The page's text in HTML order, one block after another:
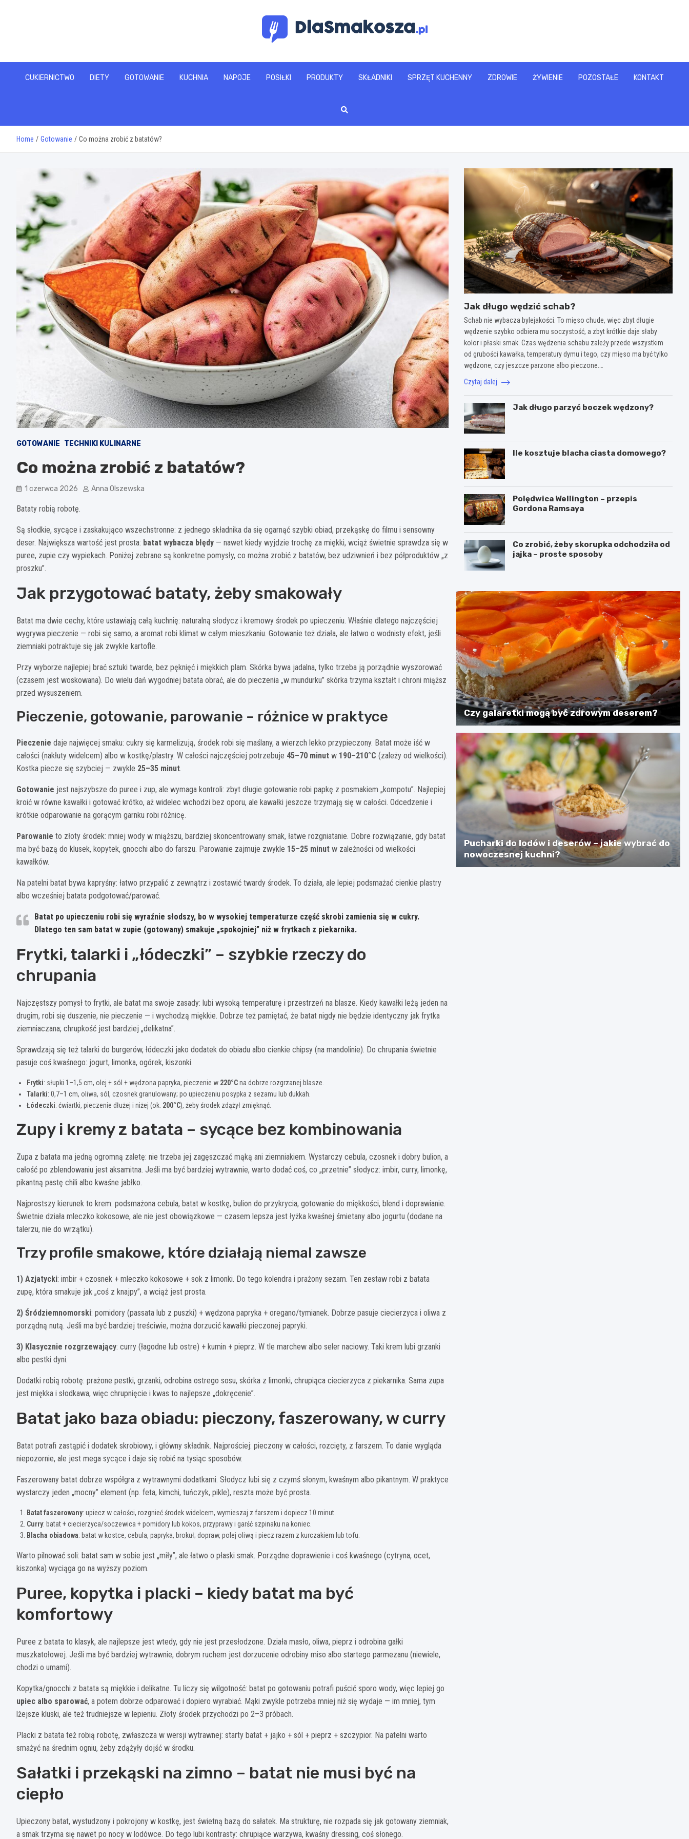
www.dlasmakosza.pl
CUKIERNICTWO DIETY GOTOWANIE KUCHNIA NAPOJE POSIŁKI PRODUKTY SKŁADNIKI SPRZĘT KUCHENNY ZDROWIE ŻYWIENIE POZOSTAŁE KONTAKT
Home Gotowanie Co można zrobić z batatów?
GOTOWANIE TECHNIKI KULINARNE
Co można zrobić z batatów?
1 czerwca 2026 Anna Olszewska
Bataty robią robotę.
Są słodkie, sycące i zaskakująco wszechstronne: z jednego składnika da się ogarnąć szybki obiad, przekąskę do filmu i sensowny
deser. Największa wartość jest prosta: batat wybacza błędy — nawet kiedy wyjdzie trochę za miękki, wciąż świetnie sprawdza się w
puree, zupie czy wypiekach. Poniżej zebrane są konkretne pomysły, co można zrobić z batatów, bez udziwnień i bez półproduktów „z
proszku”.
Jak przygotować bataty, żeby smakowały
Batat ma dwie cechy, które ustawiają całą kuchnię: naturalną słodycz i kremowy środek po upieczeniu. Właśnie dlatego najczęściej
wygrywa pieczenie — robi się samo, a aromat robi klimat w całym mieszkaniu. Gotowanie też działa, ale łatwo o wodnisty efekt, jeśli
ziemniaki potraktuje się jak zwykłe kartofle.
Przy wyborze najlepiej brać sztuki twarde, bez pęknięć i miękkich plam. Skórka bywa jadalna, tylko trzeba ją porządnie wyszorować
(czasem jest woskowana). Do wielu dań wygodniej batata obrać, ale do pieczenia „w mundurku” skórka trzyma kształt i chroni miąższ
przed wysuszeniem.
Pieczenie, gotowanie, parowanie – różnice w praktyce
Pieczenie daje najwięcej smaku: cukry się karmelizują, środek robi się maślany, a wierzch lekko przypieczony. Batat może iść w
całości (nakłuty widelcem) albo w kostkę/plastry. W całości najczęściej potrzebuje 45–70 minut w 190–210°C (zależy od wielkości).
Kostka piecze się szybciej — zwykle 25–35 minut.
Gotowanie jest najszybsze do puree i zup, ale wymaga kontroli: zbyt długie gotowanie robi papkę z posmakiem „kompotu”. Najlepiej
kroić w równe kawałki i gotować krótko, aż widelec wchodzi bez oporu, ale kawałki jeszcze trzymają się w całości. Odcedzenie i
krótkie odparowanie na gorącym garnku robi różnicę.
Parowanie to złoty środek: mniej wody w miąższu, bardziej skoncentrowany smak, łatwe rozgniatanie. Dobre rozwiązanie, gdy batat
ma być bazą do klusek, kopytek, gnocchi albo do farszu. Parowanie zajmuje zwykle 15–25 minut w zależności od wielkości
kawałków.
Na patelni batat bywa kapryśny: łatwo przypalić z zewnątrz i zostawić twardy środek. To działa, ale lepiej podsmażać cienkie plastry
albo wcześniej batata podgotować/parować.
Batat po upieczeniu robi się wyraźnie słodszy, bo w wysokiej temperaturze część skrobi zamienia się w cukry.
Dlatego ten sam batat w zupie (gotowany) smakuje „spokojniej” niż w frytkach z piekarnika.
Frytki, talarki i „łódeczki” – szybkie rzeczy do
chrupania
Najczęstszy pomysł to frytki, ale batat ma swoje zasady: lubi wysoką temperaturę i przestrzeń na blasze. Kiedy kawałki leżą jeden na
drugim, robi się duszenie, nie pieczenie — i wychodzą miękkie. Dobrze też pamiętać, że batat nigdy nie będzie identyczny jak frytka
ziemniaczana; chrupkość jest bardziej „delikatna”.
Sprawdzają się też talarki do burgerów, łódeczki jako dodatek do obiadu albo cienkie chipsy (na mandolinie). Do chrupania świetnie
pasuje coś kwaśnego: jogurt, limonka, ogórek, kiszonki.
Frytki: słupki 1–1,5 cm, olej + sól + wędzona papryka, pieczenie w 220°Cna dobrze rozgrzanej blasze.
Talarki: 0,7–1 cm, oliwa, sól, czosnek granulowany; po upieczeniu posypka z sezamu lub dukkah.
Łódeczki: ćwiartki, pieczenie dłużej i niżej (ok. 200°C), żeby środek zdążył zmięknąć.
Zupy i kremy z batata – sycące bez kombinowania
Zupa z batata ma jedną ogromną zaletę: nie trzeba jej zagęszczać mąką ani ziemniakiem. Wystarczy cebula, czosnek i dobry bulion, a
całość po zblendowaniu jest aksamitna. Jeśli ma być bardziej wytrawnie, warto dodać coś, co „przetnie” słodycz: imbir, curry, limonkę,
pikantną pastę chili albo kwaśne jabłko.
Najprostszy kierunek to krem: podsmażona cebula, batat w kostkę, bulion do przykrycia, gotowanie do miękkości, blend i doprawianie.
Świetnie działa mleczko kokosowe, ale nie jest obowiązkowe — czasem lepsza jest łyżka kwaśnej śmietany albo jogurtu (dodane na
talerzu, nie do wrzątku).
Trzy profile smakowe, które działają niemal zawsze
1) Azjatycki: imbir + czosnek + mleczko kokosowe + sok z limonki. Do tego kolendra i prażony sezam. Ten zestaw robi z batata
zupę, która smakuje jak „coś z knajpy”, a wciąż jest prosta.
2) Śródziemnomorski: pomidory (passata lub z puszki) + wędzona papryka + oregano/tymianek. Dobrze pasuje ciecierzyca i oliwa z
porządną nutą. Jeśli ma być bardziej treściwie, można dorzucić kawałki pieczonej papryki.
3) Klasycznie rozgrzewający: curry (łagodne lub ostre) + kumin + pieprz. W tle marchew albo seler naciowy. Taki krem lubi grzanki
albo pestki dyni.
Dodatki robią robotę: prażone pestki, grzanki, odrobina ostrego sosu, skórka z limonki, chrupiąca ciecierzyca z piekarnika. Sama zupa
jest miękka i słodkawa, więc chrupnięcie i kwas to najlepsze „dokręcenie”.
Batat jako baza obiadu: pieczony, faszerowany, w curry
Batat potrafi zastąpić i dodatek skrobiowy, i główny składnik. Najprościej: pieczony w całości, rozcięty, z farszem. To danie wygląda
niepozornie, ale jest mega sycące i daje się robić na tysiąc sposobów.
Faszerowany batat dobrze współgra z wytrawnymi dodatkami. Słodycz lubi się z czymś słonym, kwaśnym albo pikantnym. W praktyce
wystarczy jeden „mocny” element (np. feta, kimchi, tuńczyk, pikle), reszta może być prosta.
Batat faszerowany: upiecz w całości, rozgnieć środek widelcem, wymieszaj z farszem i dopiecz 10 minut.
Curry: batat + ciecierzyca/soczewica + pomidory lub kokos, przyprawy i garść szpinaku na koniec.
Blacha obiadowa: batat w kostce, cebula, papryka, brokuł; dopraw, polej oliwą i piecz razem z kurczakiem lub tofu.
Warto pilnować soli: batat sam w sobie jest „miły”, ale łatwo o płaski smak. Porządne doprawienie i coś kwaśnego (cytryna, ocet,
kiszonka) wyciąga go na wyższy poziom.
Puree, kopytka i placki – kiedy batat ma być
komfortowy
Puree z batata to klasyk, ale najlepsze jest wtedy, gdy nie jest przesłodzone. Działa masło, oliwa, pieprz i odrobina gałki
muszkatołowej. Jeśli ma być bardziej wytrawnie, dobrym ruchem jest dorzucenie odrobiny miso albo startego parmezanu (niewiele,
chodzi o umami).
Kopytka/gnocchi z batata są miękkie i delikatne. Tu liczy się wilgotność: batat po gotowaniu potrafi puścić sporo wody, więc lepiej go
upiec albo sparować, a potem dobrze odparować i dopiero wyrabiać. Mąki zwykle potrzeba mniej niż się wydaje — im mniej, tym
lżejsze kluski, ale też trudniejsze w lepieniu. Złoty środek przychodzi po 2–3 próbach.
Placki z batata też robią robotę, zwłaszcza w wersji wytrawnej: starty batat + jajko + sól + pieprz + szczypior. Na patelni warto
smażyć na średnim ogniu, żeby zdążyły dojść w środku.
Sałatki i przekąski na zimno – batat nie musi być na
ciepło
Upieczony batat, wystudzony i pokrojony w kostkę, jest świetną bazą do sałatek. Ma strukturę, nie rozpada się jak gotowany ziemniak,
a smak trzyma się nawet po nocy w lodówce. Do tego lubi kontrasty: chrupiące warzywa, kwaśny dressing, coś słonego.
Jak długo wędzić schab?
Schab nie wybacza bylejakości. To mięso chude, więc zbyt długie
wędzenie szybko odbiera mu soczystość, a zbyt krótkie daje słaby
kolor i płaski smak. Czas wędzenia schabu zależy przede wszystkim
od grubości kawałka, temperatury dymu i tego, czy mięso ma być tylko
wędzone, czy jeszcze parzone albo pieczone.…
Czytaj dalej
Jak długo parzyć boczek wędzony?
Ile kosztuje blacha ciasta domowego?
Polędwica Wellington – przepis
Gordona Ramsaya
Co zrobić, żeby skorupka odchodziła od
jajka – proste sposoby
Czy galaretki mogą być zdrowym deserem?
Pucharki do lodów i deserów – jakie wybrać do
nowoczesnej kuchni?